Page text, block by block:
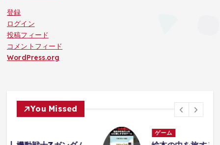
登録
ログイン
投稿フィード
コメントフィード
WordPress.org
You Missed